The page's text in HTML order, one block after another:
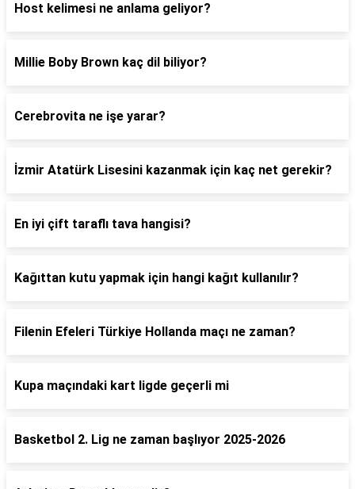
Host kelimesi ne anlama geliyor?
Millie Boby Brown kaç dil biliyor?
Cerebrovita ne işe yarar?
İzmir Atatürk Lisesini kazanmak için kaç net gerekir?
En iyi çift taraflı tava hangisi?
Kağıttan kutu yapmak için hangi kağıt kullanılır?
Filenin Efeleri Türkiye Hollanda maçı ne zaman?
Kupa maçındaki kart ligde geçerli mi
Basketbol 2. Lig ne zaman başlıyor 2025-2026